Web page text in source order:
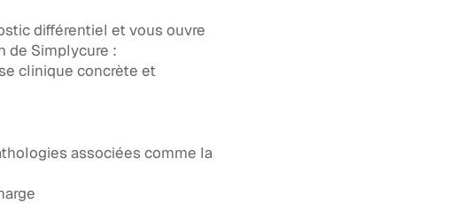
différentiel et vous ouvre
de Simplycure :
clinique concrète et
associées comme la